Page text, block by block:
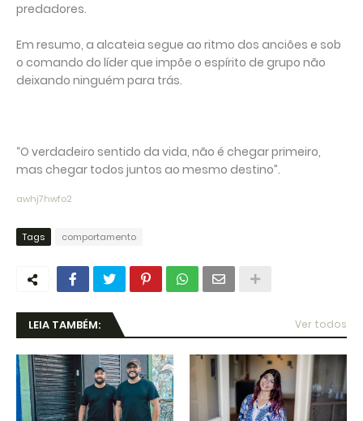
predadores.
Em resumo, a alcateia segue ao ritmo dos anciões e sob
o comando do líder que impõe o espírito de grupo não
deixando ninguém para trás.
“O verdadeiro sentido da vida, não é chegar primeiro,
mas chegar todos juntos ao mesmo destino”.
awhj7hwfo2
Tags comportamento
LEIA TAMBÉM: Ver todos